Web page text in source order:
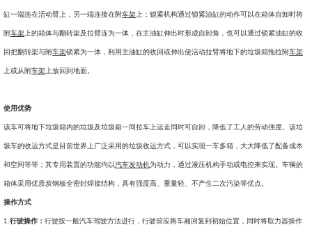
缸一端连在活动臂上，另一端连接在附车架 上；锁紧机构通过锁紧油缸的动作可以在箱体自卸时将
附车架 上的箱体与翻转架及拉臂连为一体，在主油缸伸出时形成自卸角，也可以通过锁紧油缸的收
回把翻转架与附车架锁紧为一体，利用主油缸的收回或伸出使活动拉臂将地下的垃圾箱拖拉附车架
上或从附车架 上放回到地面。
使用优势
该车可将地下垃圾箱内的垃圾及垃圾箱一同拉车上运走同时可自卸，降低了工人的劳动强度。该垃
圾车的收运方式是目前世界上广泛采用的垃圾收运方式，可以实现一车多箱，大大降低了配备成本
和空间等等；其专用装置的功能均以汽车发动机为动力，通过液压机构手动或电控来实现。车辆的
箱体采用优质炭钢板全密封焊接结构，具有强度高、重量轻、不产生二次污染等优点。
操作方式
1. 行驶操作： 行驶按一般汽车驾驶方法进行，行驶前应将车厢回复到初始位置，同时将取力器操作